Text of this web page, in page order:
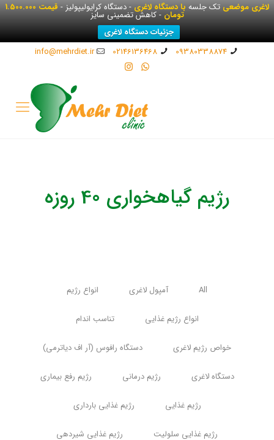
لاغری موضعیتک جلسهبا دستگاه لاغری- دستگاه کرایولیپولیز - قیمت 1.500.000
تومان- کاهش تضمینی سایز
جزئیات دستگاه لاغری
09380338874
02146136468
info@mehrdiet.ir
رژیم گیاهخواری 40 روزه
All آمپول لاغری انواع رژیم
انواع رژیم غذایی تناسب اندام
خواص رژیم لاغری دستگاه رافوس (آر اف دیاترمی)
دستگاه لاغری رژیم درمانی رژیم رفع بیماری
رژیم غذایی رژیم غذایی بارداری
رژیم غذایی سلولیت رژیم غذایی شیردهی